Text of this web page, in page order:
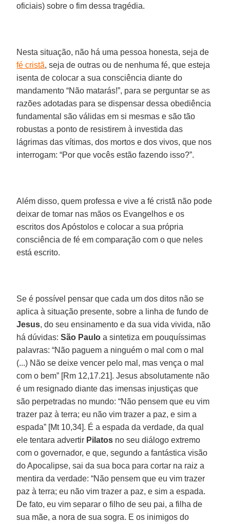
oficiais) sobre o fim dessa tragédia.
Nesta situação, não há uma pessoa honesta, seja de
fé cristã, seja de outras ou de nenhuma fé, que esteja
isenta de colocar a sua consciência diante do
mandamento “Não matarás!”, para se perguntar se as
razões adotadas para se dispensar dessa obediência
fundamental são válidas em si mesmas e são tão
robustas a ponto de resistirem à investida das
lágrimas das vítimas, dos mortos e dos vivos, que nos
interrogam: “Por que vocês estão fazendo isso?”.
Além disso, quem professa e vive a fé cristã não pode
deixar de tomar nas mãos os Evangelhos e os
escritos dos Apóstolos e colocar a sua própria
consciência de fé em comparação com o que neles
está escrito.
Se é possível pensar que cada um dos ditos não se
aplica à situação presente, sobre a linha de fundo de
Jesus, do seu ensinamento e da sua vida vivida, não
há dúvidas:São Paulo a sintetiza em pouquíssimas
palavras: “Não paguem a ninguém o mal com o mal
(...) Não se deixe vencer pelo mal, mas vença o mal
com o bem” [Rm 12,17.21]. Jesus absolutamente não
é um resignado diante das imensas injustiças que
são perpetradas no mundo: “Não pensem que eu vim
trazer paz à terra; eu não vim trazer a paz, e sim a
espada” [Mt 10,34]. É a espada da verdade, da qual
ele tentara advertir Pilatos no seu diálogo extremo
com o governador, e que, segundo a fantástica visão
do Apocalipse, sai da sua boca para cortar na raiz a
mentira da verdade: “Não pensem que eu vim trazer
paz à terra; eu não vim trazer a paz, e sim a espada.
De fato, eu vim separar o filho de seu pai, a filha de
sua mãe, a nora de sua sogra. E os inimigos do